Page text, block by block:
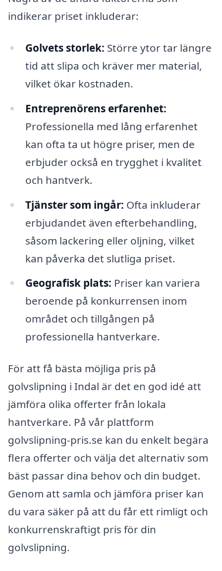
indikerar priset inkluderar:
Golvets storlek: Större ytor tar längre
tid att slipa och kräver mer material,
vilket ökar kostnaden.
Entreprenörens erfarenhet:
Professionella med lång erfarenhet
kan ofta ta ut högre priser, men de
erbjuder också en trygghet i kvalitet
och hantverk.
Tjänster som ingår: Ofta inkluderar
erbjudandet även efterbehandling,
såsom lackering eller oljning, vilket
kan påverka det slutliga priset.
Geografisk plats: Priser kan variera
beroende på konkurrensen inom
området och tillgången på
professionella hantverkare.
För att få bästa möjliga pris på
golvslipning i Indal är det en god idé att
jämföra olika offerter från lokala
hantverkare. På vår plattform
golvslipning-pris.se kan du enkelt begära
flera offerter och välja det alternativ som
bäst passar dina behov och din budget.
Genom att samla och jämföra priser kan
du vara säker på att du får ett rimligt och
konkurrenskraftigt pris för din
golvslipning.